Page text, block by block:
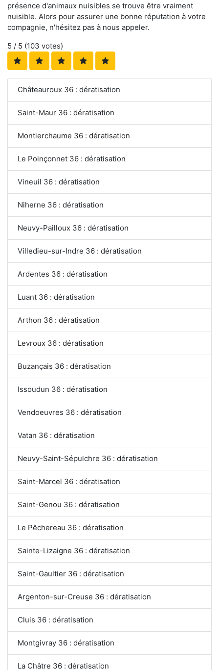
présence d'animaux nuisibles se trouve être vraiment
nuisible. Alors pour assurer une bonne réputation à votre
compagnie, n'hésitez pas à nous appeler.
5 / 5 (103 votes)
Châteauroux 36 : dératisation
Saint-Maur 36 : dératisation
Montierchaume 36 : dératisation
Le Poinçonnet 36 : dératisation
Vineuil 36 : dératisation
Niherne 36 : dératisation
Neuvy-Pailloux 36 : dératisation
Villedieu-sur-Indre 36 : dératisation
Ardentes 36 : dératisation
Luant 36 : dératisation
Arthon 36 : dératisation
Levroux 36 : dératisation
Buzançais 36 : dératisation
Issoudun 36 : dératisation
Vendoeuvres 36 : dératisation
Vatan 36 : dératisation
Neuvy-Saint-Sépulchre 36 : dératisation
Saint-Marcel 36 : dératisation
Saint-Genou 36 : dératisation
Le Pêchereau 36 : dératisation
Sainte-Lizaigne 36 : dératisation
Saint-Gaultier 36 : dératisation
Argenton-sur-Creuse 36 : dératisation
Cluis 36 : dératisation
Montgivray 36 : dératisation
La Châtre 36 : dératisation